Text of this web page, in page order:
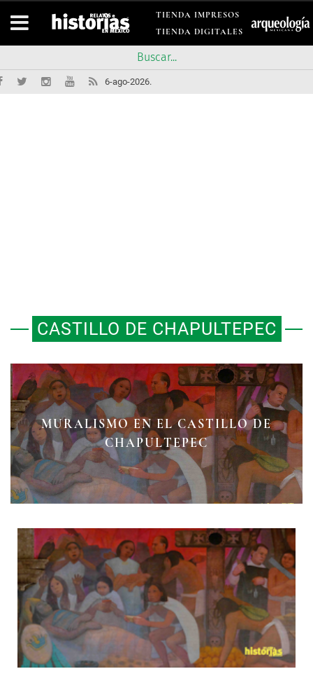
TIENDA IMPRESOS
TIENDA DIGITALES
6-ago-2026.
CASTILLO DE CHAPULTEPEC
MURALISMO EN EL CASTILLO DE
CHAPULTEPEC